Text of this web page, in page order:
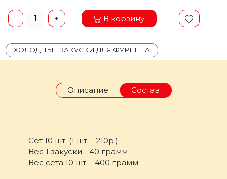
- 1 + В корзину
ХОЛОДНЫЕ ЗАКУСКИ ДЛЯ ФУРШЕТА
Описание Состав
Сет 10 шт. (1 шт. - 210р.)
Вес 1 закуски - 40 грамм
Вес сета 10 шт. - 400 грамм.